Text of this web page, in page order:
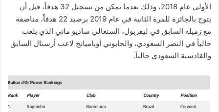
الأولى عام 2018، وذلك بعدما تمكن من نسجيل 32 هدفاً، قبل أن
يتوج بالجائزة للمرة الثانية في عام 2019 برصيد 22 هدفاً، مناصفة
مع زميله السابق في ليفربول، السنغالي ساديو ماني الذي يلعب
حالياً في النصر السعودي، والجابوني أوباميانج لاعب أرسنال السابق
والقادسية السعودي حالياً.